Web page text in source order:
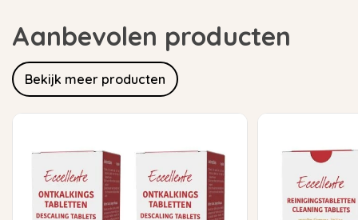
Aanbevolen producten
Bekijk meer producten